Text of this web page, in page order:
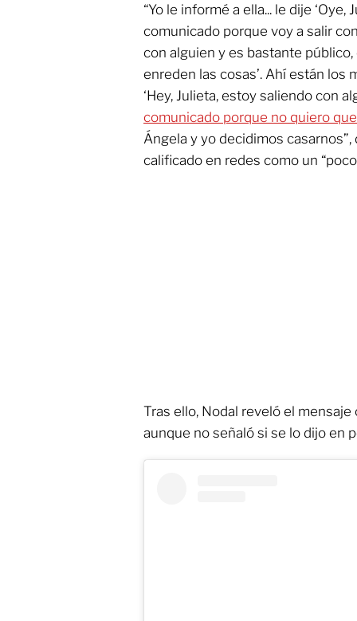
“Yo le informé a ella... le dije ‘Oye,
comunicado porque voy a salir
con alguien y es bastante
enreden las cosas’. Ahí están los
‘Hey, Julieta, estoy saliendo con
comunicado porque no quiero
Ángela y yo decidimos
calificado en redes como un
Tras ello, Nodal reveló el mensaje
aunque no señaló si se lo dijo en